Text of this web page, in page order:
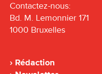
Contactez-nous:
Bd. M. Lemonnier 171
1000 Bruxelles
Rédaction